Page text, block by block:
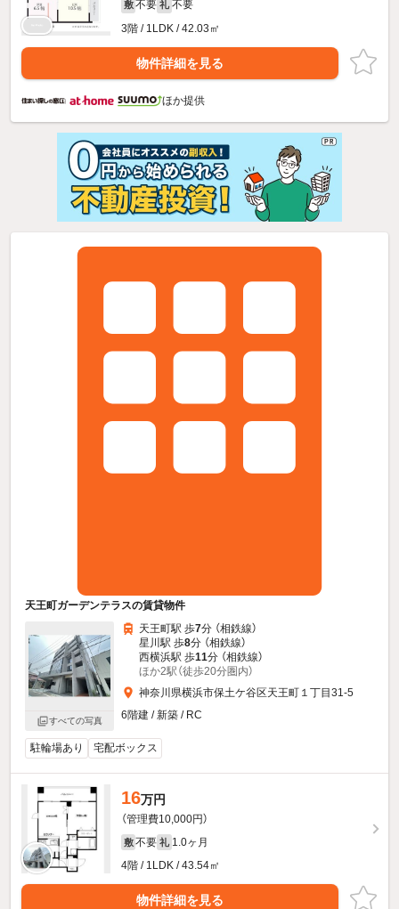
敷 不要 礼 不要
3階 / 1LDK / 42.03㎡
物件詳細を見る
ほか提供
天王町ガーデンテラスの賃貸物件
すべての写真
天王町駅 歩7分 （相鉄線）
星川駅 歩8分 （相鉄線）
西横浜駅 歩11分 （相鉄線）
ほか2駅（徒歩20分圏内）
神奈川県横浜市保土ケ谷区天王町１丁目31-5
6階建 / 新築 / RC
駐輪場あり 宅配ボックス
16万円
（管理費10,000円）
敷 不要 礼 1.0ヶ月
4階 / 1LDK / 43.54㎡
物件詳細を見る